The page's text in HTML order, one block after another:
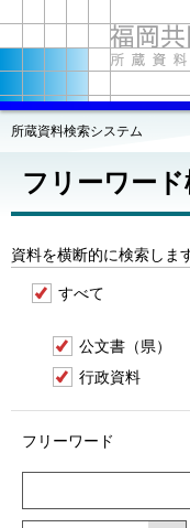
所蔵資料検索システム
フリーワー
資料を横断的に検索しま
すべて
公文書（県）
行政資料
フリーワード